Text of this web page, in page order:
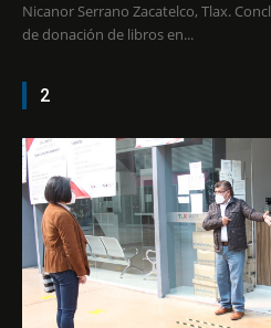
Nicanor Serrano Zacatelco, Tlax. Concluyó con gran éxito la campaña
de donación de libros en...
2